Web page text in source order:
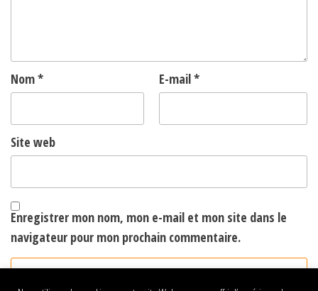
Nom* E-mail*
Site web
Enregistrer mon nom, mon e-mail et mon site dans le
navigateur pour mon prochain commentaire.